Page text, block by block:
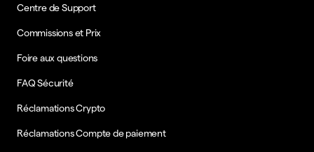
Centre de Support
Commissions et Prix
Foire aux questions
FAQ Sécurité
Réclamations Crypto
Réclamations Compte de paiement